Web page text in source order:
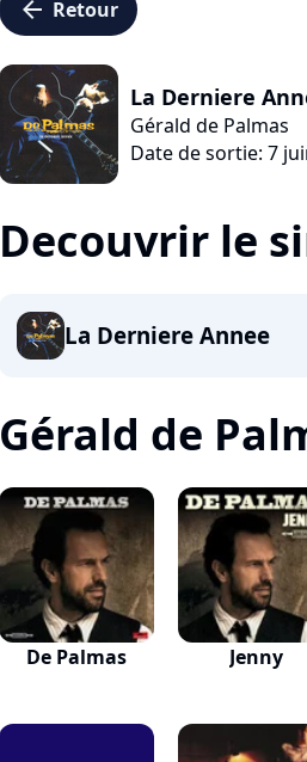
arrow_left Retour
La Derniere
Gérald de Palmas
Date de sortie: 7
Decouvrir le
La Derniere Annee
Gérald de
De Palmas Jenny